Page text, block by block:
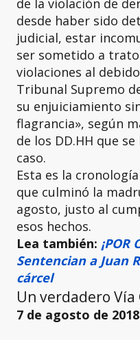
de la violación de
desde haber sido
judicial, estar
ser sometido a
violaciones al
Tribunal Supremo
su enjuiciamiento
flagrancia», según
de los DD.HH que
caso.
Esta es la
que culminó la
agosto, justo al
esos hechos.
Lea también: ¡POR
Sentencian a Juan
cárcel
Un verdadero Vía
7 de agosto de 2018